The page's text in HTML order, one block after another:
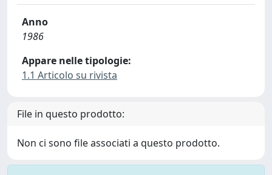
Anno
1986
Appare nelle tipologie:
1.1 Articolo su rivista
File in questo prodotto:
Non ci sono file associati a questo prodotto.